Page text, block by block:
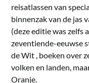
reisatlassen van
binnenzak van de jas
(deze editie was zelfs
zeventiende-eeuwse
de Wit , boeken over
volken en landen,
Oranje.